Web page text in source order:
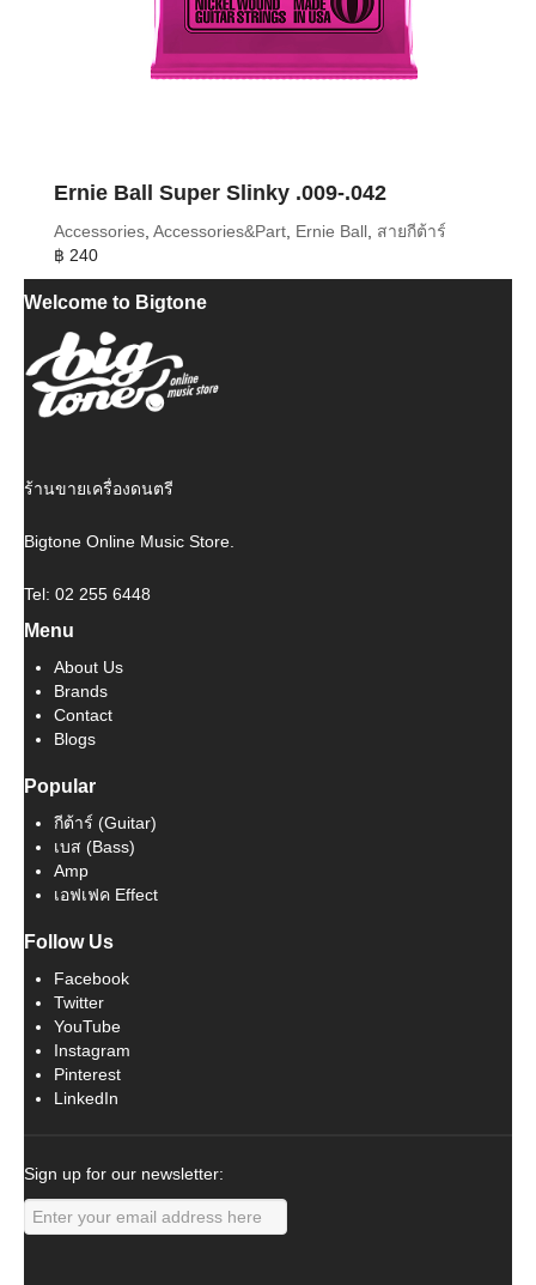
Ernie Ball Super Slinky .009-.042
Accessories, Accessories&Part, Ernie Ball, สายกีต้าร์
฿ 240
Welcome to Bigtone
ร้านขายเครื่องดนตรี
Bigtone Online Music Store.
Tel: 02 255 6448
Menu
About Us
Brands
Contact
Blogs
Popular
กีต้าร์ (Guitar)
เบส (Bass)
Amp
เอฟเฟค Effect
Follow Us
Facebook
Twitter
YouTube
Instagram
Pinterest
LinkedIn
Sign up for our newsletter: